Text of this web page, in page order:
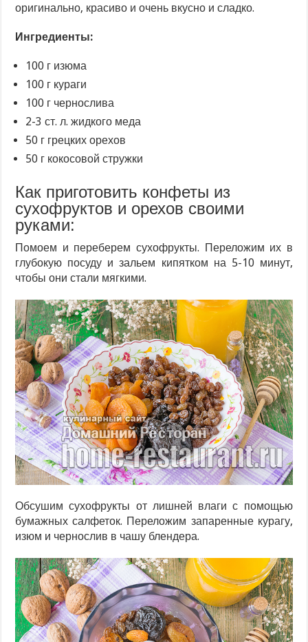
оригинально, красиво и очень вкусно и сладко.
Ингредиенты:
100 г изюма
100 г кураги
100 г чернослива
2-3 ст. л. жидкого меда
50 г грецких орехов
50 г кокосовой стружки
Как приготовить конфеты из
сухофруктов и орехов своими
руками:
Помоем и переберем сухофрукты. Переложим их в
глубокую посуду и зальем кипятком на 5-10 минут,
чтобы они стали мягкими.
Обсушим сухофрукты от лишней влаги с помощью
бумажных салфеток. Переложим запаренные курагу,
изюм и чернослив в чашу блендера.